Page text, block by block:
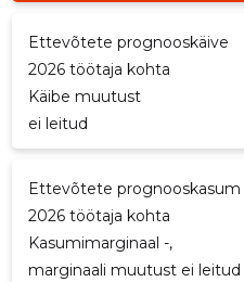
Ettevõtete prognooskäive
2026 töötaja kohta
Käibe muutust
ei leitud
Ettevõtete prognooskasum
2026 töötaja kohta
Kasumimarginaal -,
marginaali muutust ei leitud